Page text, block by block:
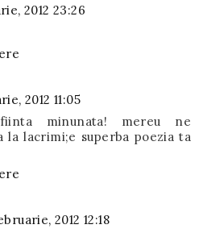
2012 23:26
2012 11:05
minunata! mereu ne
la lacrimi;e superba poezia ta
2012 12:18